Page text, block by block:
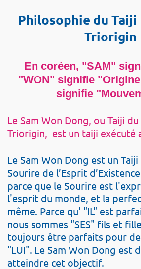
Philosophie du Taiji
Triorigin
En coréen, "SAM"
"WON" signifie
signifie
Le Sam Won Dong, ou Taiji
Triorigin, est un taiji exécuté
Le Sam Won Dong est un
Sourire de l’Esprit
parce que le Sourire est
l'esprit du monde, et la
même. Parce qu' "IL" est
nous sommes "SES" fils et
toujours être parfaits pour
"LUI". Le Sam Won Dong est
atteindre cet objectif.